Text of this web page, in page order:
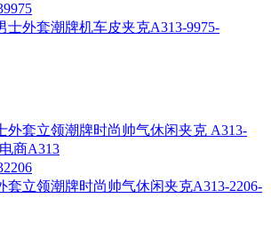
士外套潮牌机车皮夹克A313-9975-
套立领潮牌时尚帅气休闲夹克A313-2206-